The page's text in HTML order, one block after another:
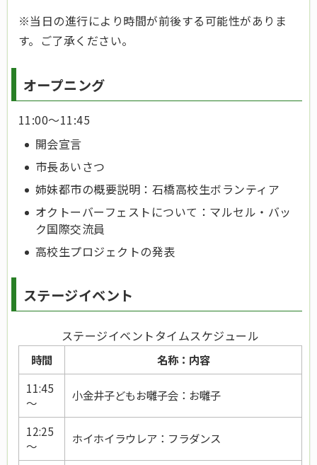
※当日の進行により時間が前後する可能性がありま
す。ご了承ください。
オープニング
11:00～11:45
開会宣言
市長あいさつ
姉妹都市の概要説明：石橋高校生ボランティア
オクトーバーフェストについて：マルセル・バッ
ク国際交流員
高校生プロジェクトの発表
ステージイベント
ステージイベントタイムスケジュール
時間
名称：内容
11:45
～
小金井子どもお囃子会：お囃子
12:25
～
ホイホイラウレア：フラダンス